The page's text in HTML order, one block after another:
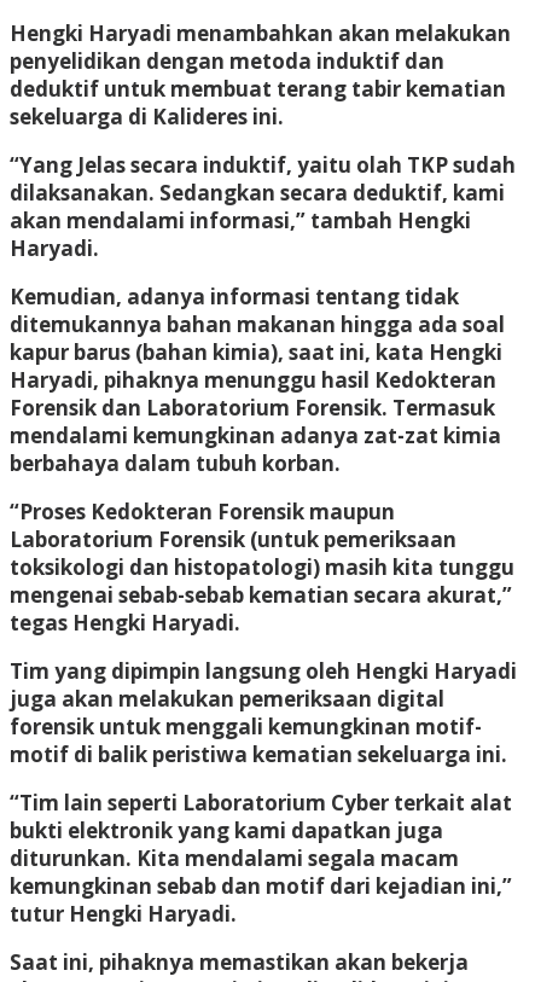
Hengki Haryadi menambahkan akan melakukan
penyelidikan dengan metoda induktif dan
deduktif untuk membuat terang tabir kematian
sekeluarga di Kalideres ini.
“Yang Jelas secara induktif, yaitu olah TKP sudah
dilaksanakan. Sedangkan secara deduktif, kami
akan mendalami informasi,” tambah Hengki
Haryadi.
Kemudian, adanya informasi tentang tidak
ditemukannya bahan makanan hingga ada soal
kapur barus (bahan kimia), saat ini, kata Hengki
Haryadi, pihaknya menunggu hasil Kedokteran
Forensik dan Laboratorium Forensik. Termasuk
mendalami kemungkinan adanya zat-zat kimia
berbahaya dalam tubuh korban.
“Proses Kedokteran Forensik maupun
Laboratorium Forensik (untuk pemeriksaan
toksikologi dan histopatologi) masih kita tunggu
mengenai sebab-sebab kematian secara akurat,”
tegas Hengki Haryadi.
Tim yang dipimpin langsung oleh Hengki Haryadi
juga akan melakukan pemeriksaan digital
forensik untuk menggali kemungkinan motif-
motif di balik peristiwa kematian sekeluarga ini.
“Tim lain seperti Laboratorium Cyber terkait alat
bukti elektronik yang kami dapatkan juga
diturunkan. Kita mendalami segala macam
kemungkinan sebab dan motif dari kejadian ini,”
tutur Hengki Haryadi.
Saat ini, pihaknya memastikan akan bekerja